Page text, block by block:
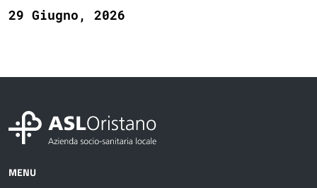
29 Giugno, 2026
MENU